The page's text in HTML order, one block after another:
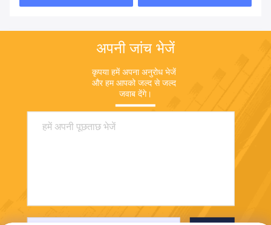
अपनी जांच भेजें
कृपया हमें अपना अनुरोध भेजें
और हम आपको जल्द से जल्द
जवाब देंगे।